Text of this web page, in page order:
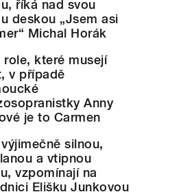
říká nad svou
deskou „Jsem asi
Michal Horák
role, které musejí
v případě
Anny
je to Carmen
silnou,
a vtipnou
vzpomínají na
Elišku Junkovou